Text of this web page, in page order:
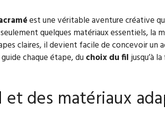
est une véritable aventure créative
quelques matériaux essentiels, la
claires, il devient facile de concevoir un
guide chaque étape, du choix du filjusqu’à
et des matériaux